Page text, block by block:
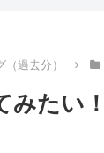
（過去分）
みたい！